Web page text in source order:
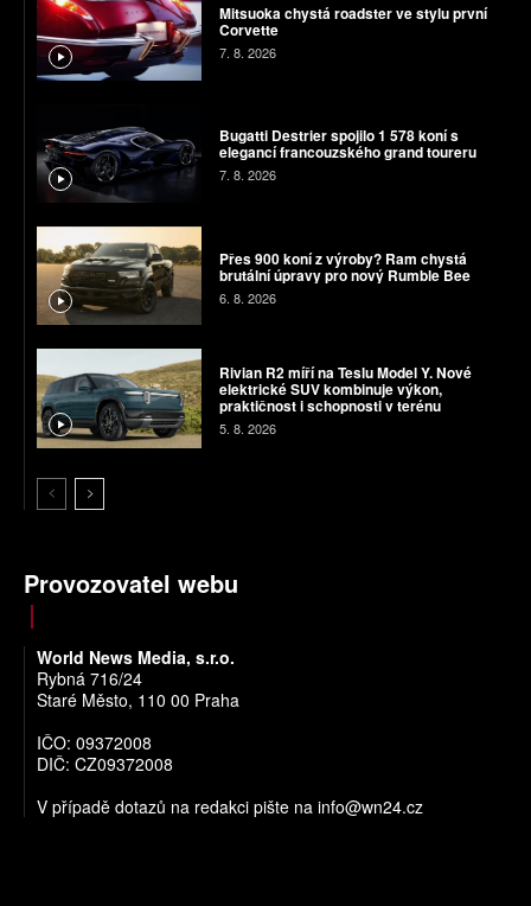
Mitsuoka chystá roadster ve stylu první
Corvette
7. 8. 2026
Bugatti Destrier spojilo 1 578 koní s
elegancí francouzského grand toureru
7. 8. 2026
Přes 900 koní z výroby? Ram chystá
brutální úpravy pro nový Rumble Bee
6. 8. 2026
Rivian R2 míří na Teslu Model Y. Nové
elektrické SUV kombinuje výkon,
praktičnost i schopnosti v terénu
5. 8. 2026
Provozovatel webu
World News Media, s.r.o.
Rybná 716/24
Staré Město, 110 00 Praha
IČO: 09372008
DIČ: CZ09372008
V případě dotazů na redakci pište na info@wn24.cz